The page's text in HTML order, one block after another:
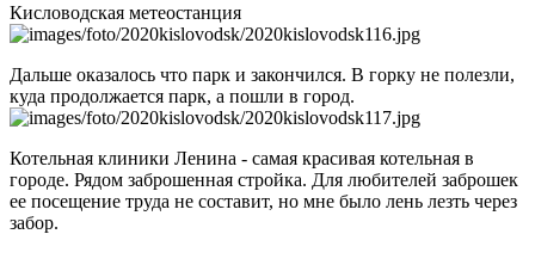
Кисловодская метеостанция
Дальше оказалось что парк и закончился. В горку не полезли,
куда продолжается парк, а пошли в город.
Котельная клиники Ленина - самая красивая котельная в
городе. Рядом заброшенная стройка. Для любителей заброшек
ее посещение труда не составит, но мне было лень лезть через
забор.